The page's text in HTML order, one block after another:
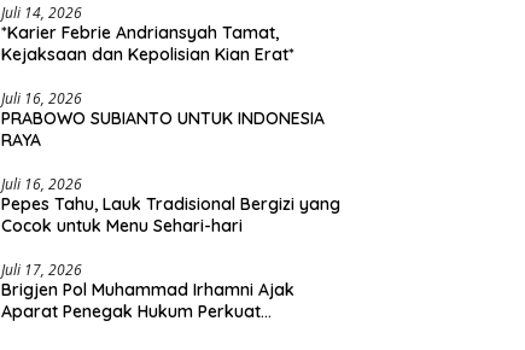
Juli 14, 2026
*Karier Febrie Andriansyah Tamat,
Kejaksaan dan Kepolisian Kian Erat*
Juli 16, 2026
PRABOWO SUBIANTO UNTUK INDONESIA
RAYA
Juli 16, 2026
Pepes Tahu, Lauk Tradisional Bergizi yang
Cocok untuk Menu Sehari-hari
Juli 17, 2026
Brigjen Pol Muhammad Irhamni Ajak
Aparat Penegak Hukum Perkuat